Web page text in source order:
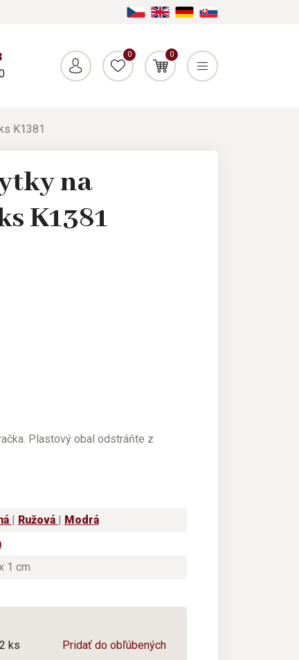
0 0
K1381
na
K1381
Plastový obal odstráňte z
Ružová
Modrá
1 cm
ks Pridať do obľúbených